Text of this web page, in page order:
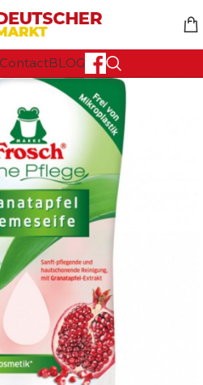
ContactBLOG